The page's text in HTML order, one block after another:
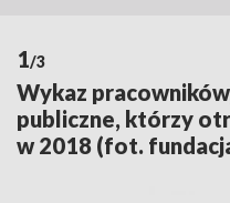
1/3
Wykaz
publiczne, którzy
w 2018 (fot.